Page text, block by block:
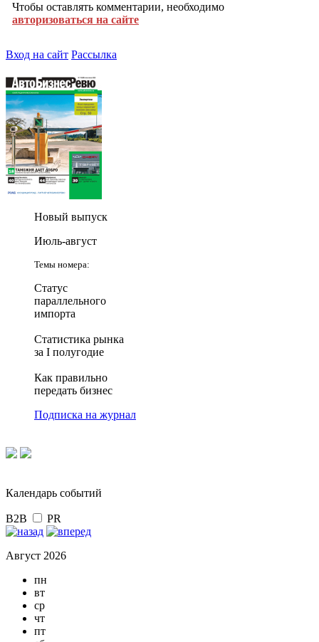
Чтобы оставлять комментарии, необходимо
авторизоваться на сайте
Вход на сайт Рассылка
Новый выпуск
Июль-август
Темы номера:
Статус
параллельного
импорта
Статистика рынка
за I полугодие
Как правильно
передать бизнес
Подписка на журнал
Календарь событий
B2B PR
Август 2026
пн
вт
ср
чт
пт